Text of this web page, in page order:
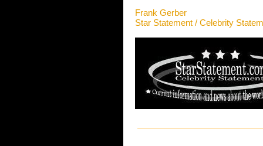
Frank Gerber
Star Statement / Celebrity